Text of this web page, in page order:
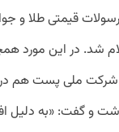
قیمتی طلا و
شد. در این مورد
شرکت ملی پست هم
و گفت: «به دلیل